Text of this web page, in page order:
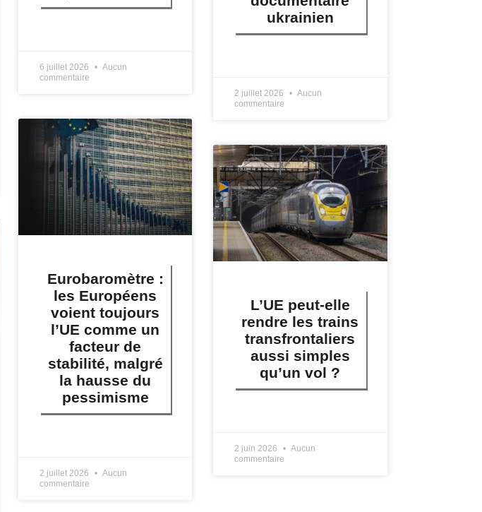
6 juillet 2026
Aucun
commentaire
ukrainien
2 juillet 2026
Aucun
commentaire
Eurobaromètre :
les Européens
voient toujours
l’UE comme un
facteur de
stabilité, malgré
la hausse du
pessimisme
2 juillet 2026
Aucun
commentaire
L’UE peut-elle
rendre les trains
transfrontaliers
aussi simples
qu’un vol ?
2 juin 2026
Aucun
commentaire